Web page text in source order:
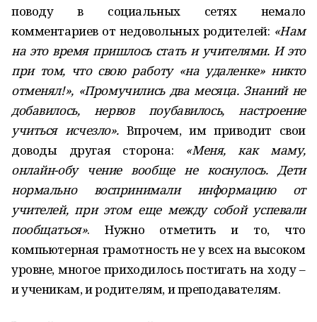
поводу в социальных сетях немало
комментариев от недовольных родителей: «Нам
на это время пришлось стать и учителями. И это
при том, что свою работу «на удаленке» никто
отменял!», «Промучились два месяца. Знаний не
добавилось, нервов поубавилось, настроение
учиться исчезло». Впрочем, им приводит свои
доводы другая сторона: «Меня, как маму,
онлайн-обу чение вообще не коснулось. Дети
нормально воспринимали информацию от
учителей, при этом еще между собой успевали
пообщаться». Нужно отметить и то, что
компьютерная грамотность не у всех на высоком
уровне, многое приходилось постигать на ходу –
и ученикам, и родителям, и преподавателям.